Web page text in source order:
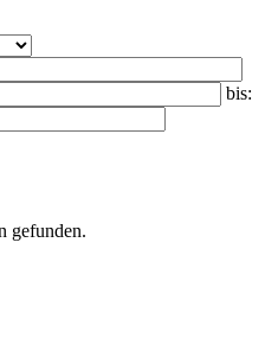
bis:
gefunden.